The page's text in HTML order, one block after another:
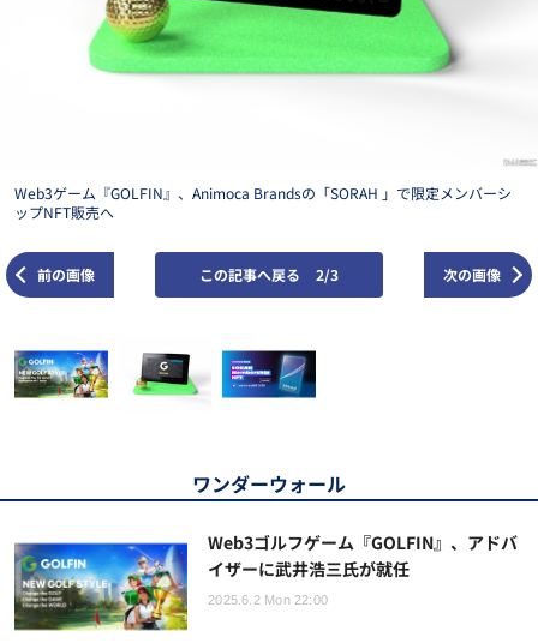
Web3ゲーム『GOLFIN』、Animoca Brandsの「SORAH 」で限定メンバーシ
ップNFT販売へ
前の画像 次の画像
この記事へ戻る 2/3
ワンダーウォール
Web3ゴルフゲーム『GOLFIN』、アドバ
イザーに武井浩三氏が就任
2025.6.2 Mon 22:00